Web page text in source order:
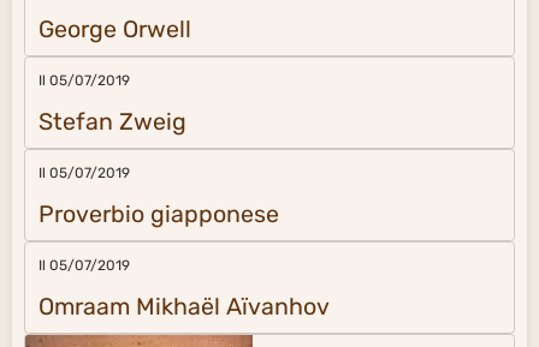
George Orwell
Il 05/07/2019
Stefan Zweig
Il 05/07/2019
Proverbio giapponese
Il 05/07/2019
Omraam Mikhaël Aïvanhov